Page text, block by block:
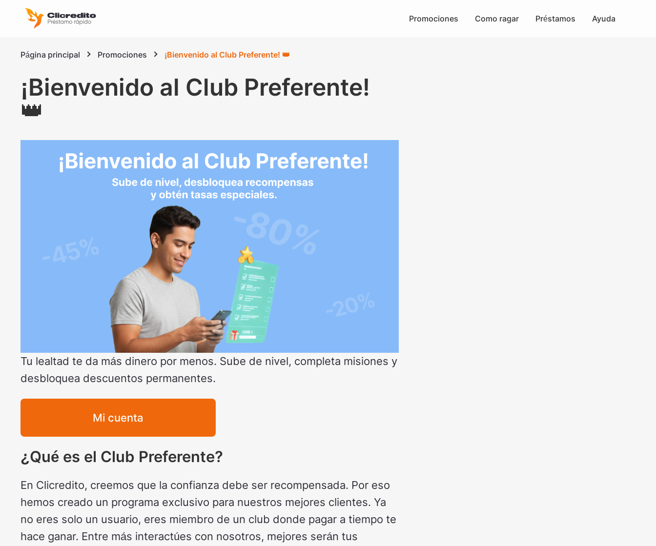
Promociones Como ragar
Préstamos
Ayuda
Página principal Promociones ¡Bienvenido al Club Preferente! 👑
¡Bienvenido al Club Preferente!
👑
Tu lealtad te da más dinero por menos. Sube de nivel, completa misiones y
desbloquea descuentos permanentes.
Mi cuenta
¿Qué es el Club Preferente?
En Clicredito, creemos que la confianza debe ser recompensada. Por eso
hemos creado un programa exclusivo para nuestros mejores clientes. Ya
no eres solo un usuario, eres miembro de un club donde pagar a tiempo te
hace ganar. Entre más interactúes con nosotros, mejores serán tus